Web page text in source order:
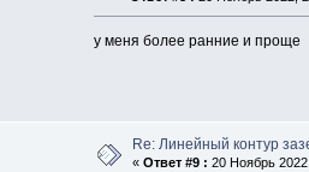
у меня более ранние и проще
Re: Линейный контур
« Ответ #9 : 20 Ноябрь